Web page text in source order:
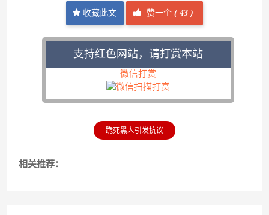
收藏此文 赞一个( 43 )
支持红色网站，请打赏本站
微信打赏
跪死黑人引发抗议
相关推荐：